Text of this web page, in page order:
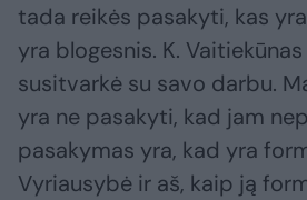
tada reikės pasakyti, kas
yra blogesnis. K.
susitvarkė su savo darbu.
yra ne pasakyti, kad jam
pasakymas yra, kad yra
Vyriausybė ir aš, kaip ją